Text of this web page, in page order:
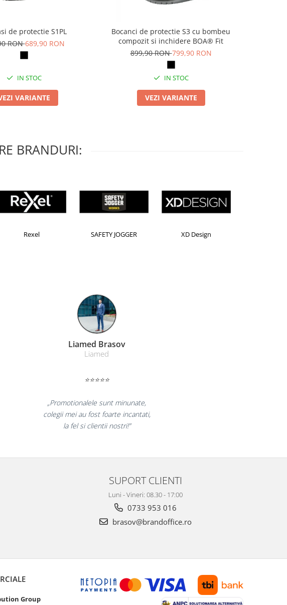
de protectie S1PL
RON689,90 RON
IN STOC
VARIANTE
Bocanci de protectie S3 cu bombeu
compozit si inchidere BOA® Fit
899,90 RON799,90 RON
IN STOC
VEZI VARIANTE
BRANDURI:
Castell Horion Kensington
Farmacom Brasov
Farmacom
⭐⭐⭐⭐⭐
„Ne bucuram pentru reluarea colaborarii si
ne declaram multumiti pentru produsele plasate
si finalizate cu succes la timp."
SUPORT CLIENTI
Luni - Vineri: 08.30 - 17:00
0733 953 016
brasov@brandoffice.ro
Group